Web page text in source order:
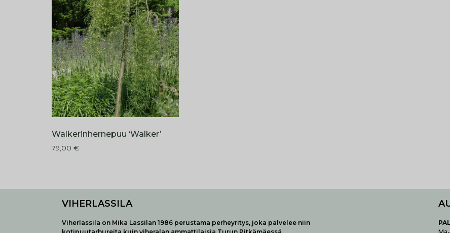
Walkerinhernepuu ‘Walker’
79,00 €
VIHERLASSILA
Viherlassila on Mika Lassilan 1986 perustama perheyritys, joka palvelee niin
P